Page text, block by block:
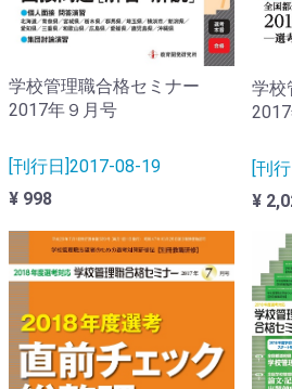
学校管理職合格セミナー
2017年９月号
[刊行日]2017-08-19
¥ 998
学校
[刊
¥